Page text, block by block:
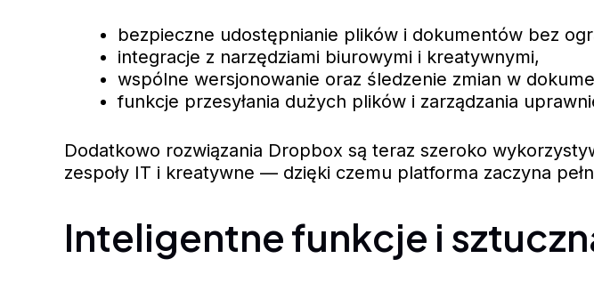
bezpieczne udostępnianie plików i dokumentów bez
integracje z narzędziami biurowymi i kreatywnymi,
wspólne wersjonowanie oraz śledzenie zmian w
funkcje przesyłania dużych plików i zarządzania
Dodatkowo rozwiązania Dropbox są teraz szeroko
zespoły IT i kreatywne — dzięki czemu platforma zaczyna
Inteligentne funkcje i